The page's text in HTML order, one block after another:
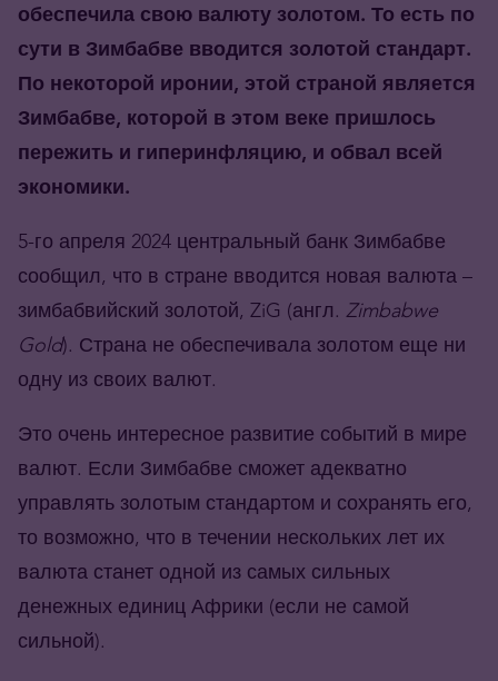
обеспечила свою валюту золотом. То есть по
сути в Зимбабве вводится золотой стандарт.
По некоторой иронии, этой страной является
Зимбабве, которой в этом веке пришлось
пережить и гиперинфляцию, и обвал всей
экономики.
5-го апреля 2024 центральный банк Зимбабве
сообщил, что в стране вводится новая валюта –
зимбабвийский золотой, ZiG (англ. Zimbabwe
Gold). Страна не обеспечивала золотом еще ни
одну из своих валют.
Это очень интересное развитие событий в мире
валют. Если Зимбабве сможет адекватно
управлять золотым стандартом и сохранять его,
то возможно, что в течении нескольких лет их
валюта станет одной из самых сильных
денежных единиц Африки (если не самой
сильной).